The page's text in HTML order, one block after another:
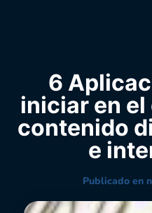
6
iniciar en
contenido
e
Publicado en